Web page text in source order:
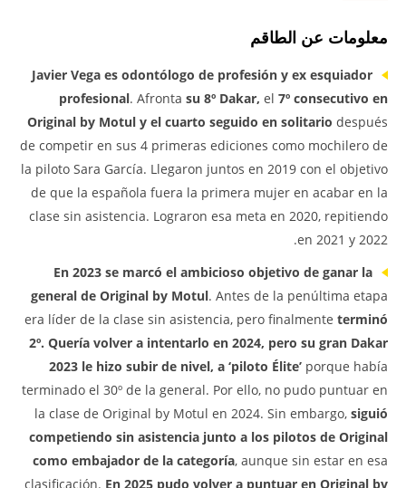
معلومات عن الطاقم
Javier Vega es odontólogo de profesión y ex esquiador
profesional. Afronta su 8º Dakar, el 7º consecutivo en
Original by Motul y el cuarto seguido en solitario después
de competir en sus 4 primeras ediciones como mochilero de
la piloto Sara García. Llegaron juntos en 2019 con el objetivo
de que la española fuera la primera mujer en acabar en la
clase sin asistencia. Lograron esa meta en 2020, repitiendo
en 2021 y 2022.
En 2023 se marcó el ambicioso objetivo de ganar la
general de Original by Motul. Antes de la penúltima etapa
era líder de la clase sin asistencia, pero finalmente terminó
2º. Quería volver a intentarlo en 2024, pero su gran Dakar
2023 le hizo subir de nivel, a ‘piloto Élite’ porque había
terminado el 30º de la general. Por ello, no pudo puntuar en
la clase de Original by Motul en 2024. Sin embargo, siguió
competiendo sin asistencia junto a los pilotos de Original
como embajador de la categoría, aunque sin estar en esa
clasificación. En 2025 pudo volver a puntuar en Original by